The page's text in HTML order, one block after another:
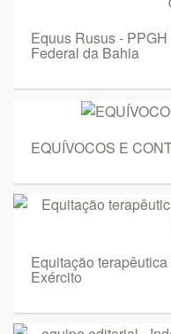
Equus Rusus -
Federal da Bahia
EQUÍVOCOS E
Equitação
Exército